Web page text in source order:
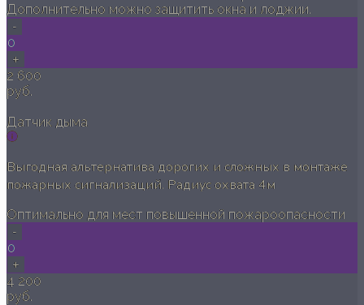
Дополнительно можно защитить окна и лоджии.
-
0
+
2 600
руб.
Датчик дыма
Выгодная альтернатива дорогих и сложных в монтаже
пожарных сигнализаций. Радиус охвата 4м
Оптимально для мест повышенной пожароопасности
-
0
+
4 200
руб.